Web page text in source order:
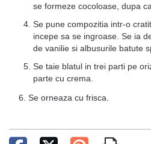
se formeze cocoloase, dupa
Se pune compozitia intr-o
incepe sa se ingroase. Se ia
de vanilie si albusurile batute
Se taie blatul in trei parti pe
parte cu crema.
6. Se orneaza cu frisca.